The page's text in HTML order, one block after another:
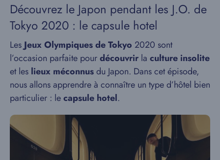
Découvrez le Japon pendant les J.O. de
Tokyo 2020 : le capsule hotel
Les Jeux Olympiques de Tokyo 2020 sont
l’occasion parfaite pourdécouvrir la culture insolite
et les lieux méconnusdu Japon. Dans cet épisode,
nous allons apprendre à connaître un type d’hôtel bien
particulier : lecapsule hotel.